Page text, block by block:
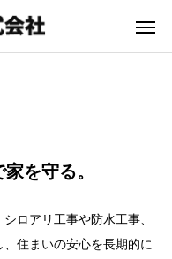
を守る。
ロアリ工事や防水工事、
住まいの安心を長期的に